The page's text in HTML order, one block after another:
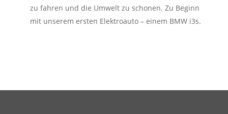
zu fahren und die Umwelt zu schonen. Zu Beginn
mit unserem ersten Elektroauto – einem BMW i3s.